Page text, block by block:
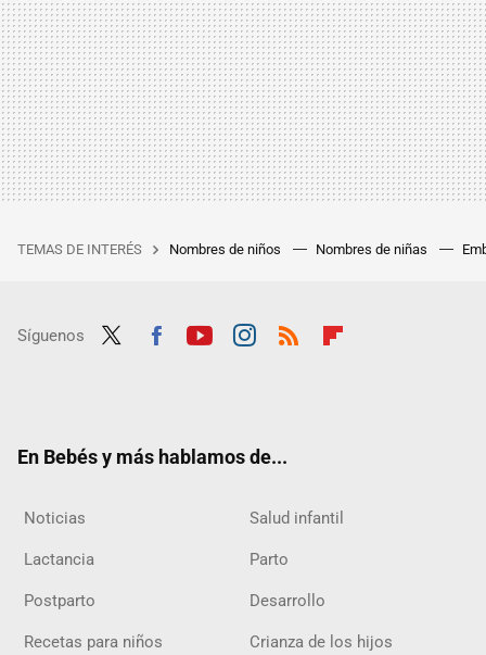
TEMAS DE INTERÉS Nombres de niños Nombres de niñas
Síguenos
En Bebés y más hablamos de...
Noticias Salud infantil
Lactancia Parto
Postparto Desarrollo
Recetas para niños Crianza de los hijos